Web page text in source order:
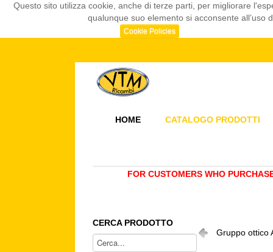
Questo sito utilizza cookie, anche di terze parti, per migliorare
qualunque suo elemento si acconsente all’uso
Cookie Policies
HOME CATALOGO PRODOTTI
FOR CUSTOMERS WHO
Gruppo ottico
CERCA PRODOTTO